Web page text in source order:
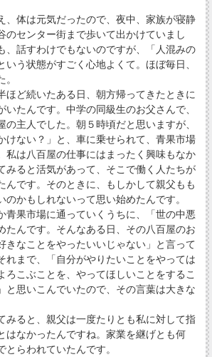
体は元気だったので、夜中、家族が寝静
のセンター街まで歩いて出かけていまし
、話すわけでもないのですが、「人混みの
いう状態がすごく心地よくて。ほぼ毎日、
ど続いたある日、朝方帰ってきたときに
いたんです。中学の同級生のお父さんで、
の主人でした。朝５時頃だと思いますが、
けない？」と、車に乗せられて、青果市場
私は八百屋の仕事にはまったく興味もなか
みると活気があって、そこで働く人たちが
んです。そのときに、もしかして親父もも
のかもしれないって思い始めたんです。
果市場に通っていくうちに、「世の中悪
たんです。そんなある日、その八百屋のお
きなことをやったいいじゃない」と言って
れまで、「自分がやりたいことをやっては
ろこぶことを、やってほしいことをするこ
と思いこんでいたので、その言葉は大きな
ると、親父は一度たりとも私に対して指
はなかったんですね。家業を継げとも何
とらわれていたんです。